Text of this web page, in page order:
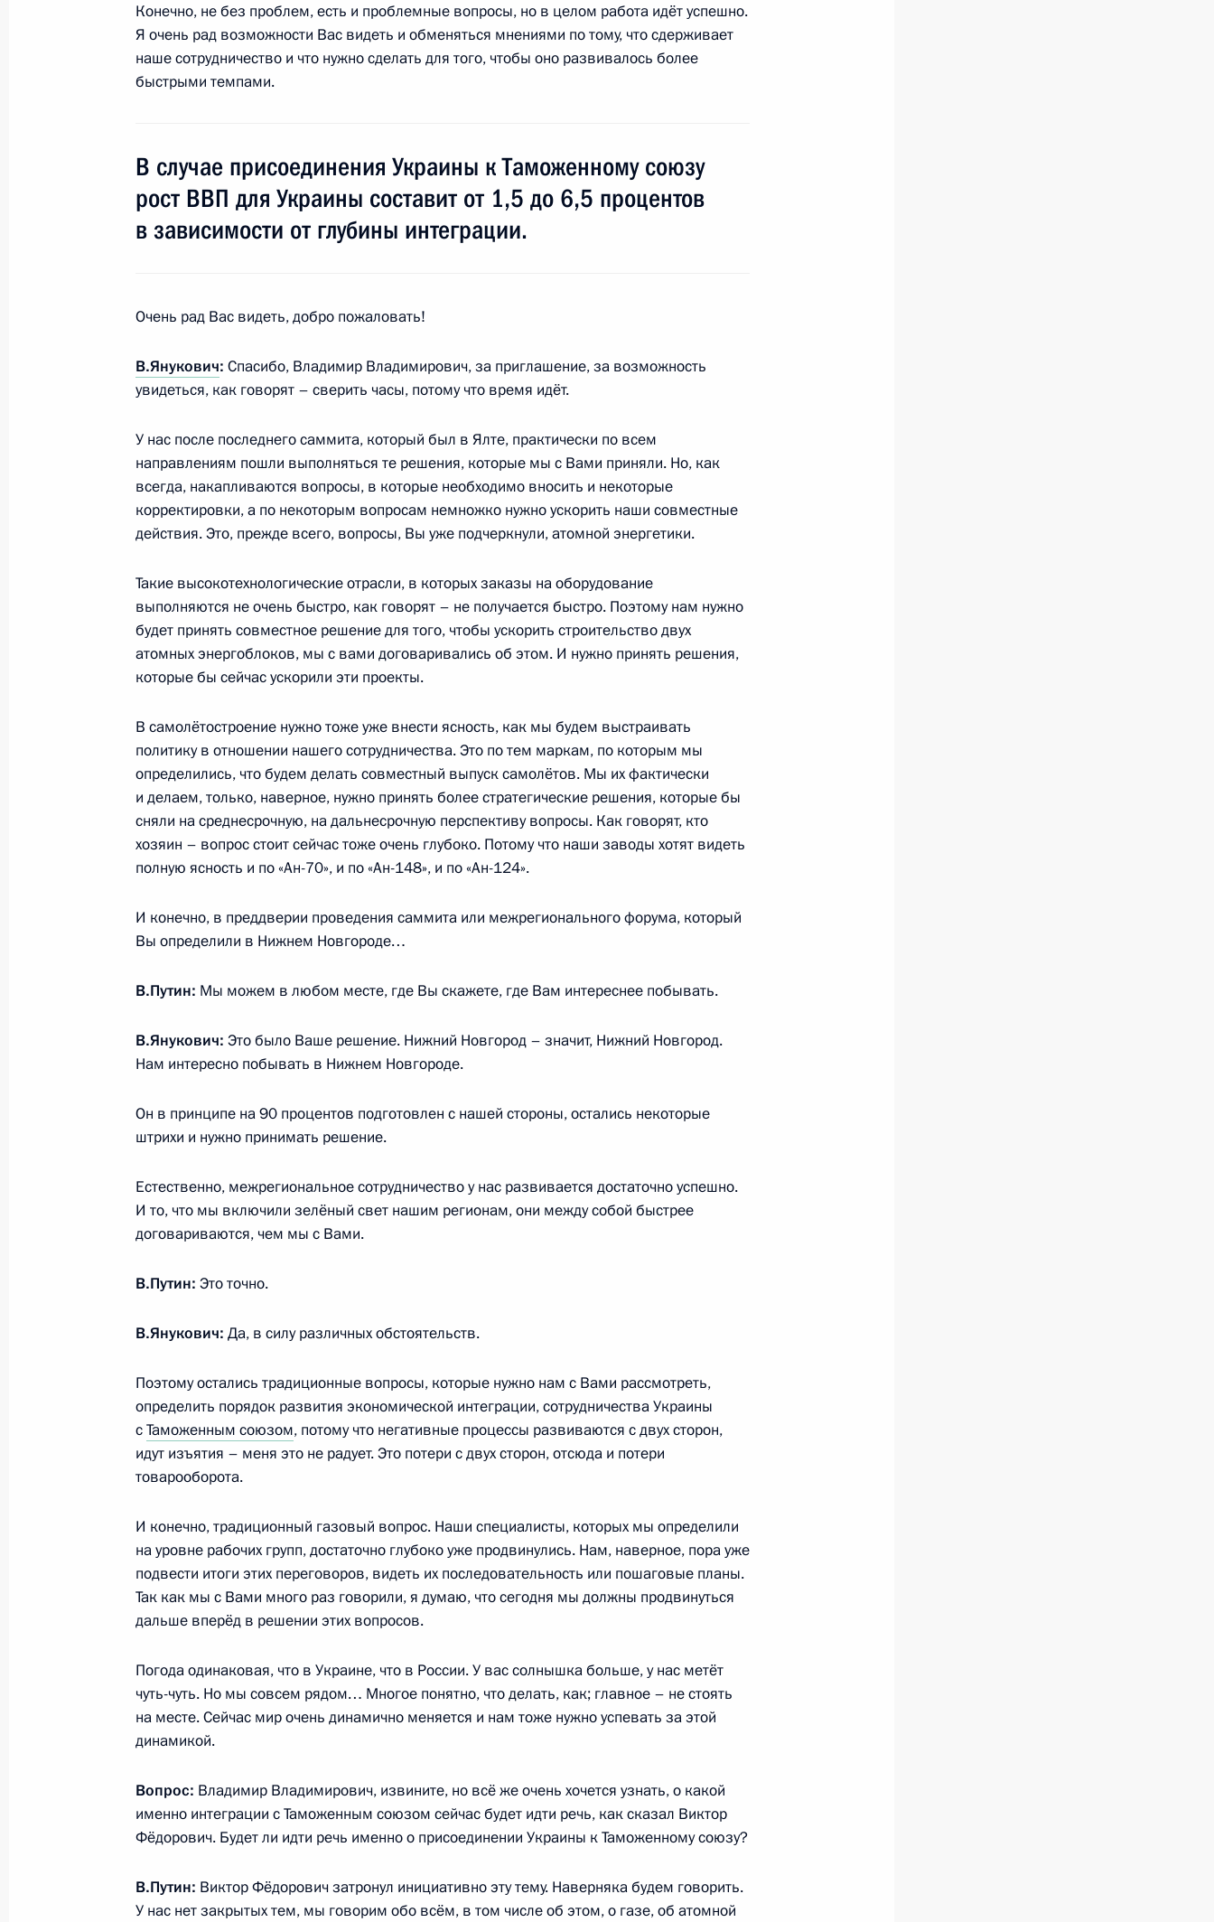
Палестина Махмудом Аббасом
7 марта 2013 года, 11:00
Празднование 100-летия Александра Покрышкина
6 марта 2013 года, 16:30 Новосибирск
2
Саргсяном
6 марта 2013 года, 12:00
Чавеса
6 марта 2013 года, 10:50
Заседание наблюдательного совета Агентства стратегических
инициатив
5 марта 2013 года, 17:15 Московская область, Ново-Огарёво
Расширенное заседание коллегии Генпрокуратуры
4 марта 2013 года, понедельник
4 марта 2013 года, 18:00 Тверская область, Завидово
Владимир Путин встретится с Президентом Абхазии Александром
4 марта 2013 года, 16:15
Телефонный разговор с Президентом Франции Франсуа
4 марта 2013 года, 13:30
Встреча с председателем Федерации независимых профсоюзов
Михаилом Шмаковым
4 марта 2013 года, 13:00
2 марта 2013 года, суббота
В Госдуму внесён законопроект о внесении изменения в статью
13 закона о ФСБ
В Госдуму внесён законопроект об ужесточении ответственности
2 марта 2013 года, 15:00
Телефонный разговор с Президентом США Бараком Обамой
Конечно, не без проблем, есть и проблемные вопросы, но в целом работа идёт успешно.
Я очень рад возможности Вас видеть и обменяться мнениями по тому, что сдерживает
наше сотрудничество и что нужно сделать для того, чтобы оно развивалось более
быстрыми темпами.
В случае присоединения Украины к Таможенному союзу
рост ВВП для Украины составит от 1,5 до 6,5 процентов
в зависимости от глубины интеграции.
Очень рад Вас видеть, добро пожаловать!
В.Янукович: Спасибо, Владимир Владимирович, за приглашение, за возможность
увидеться, как говорят – сверить часы, потому что время идёт.
У нас после последнего саммита, который был в Ялте, практически по всем
направлениям пошли выполняться те решения, которые мы с Вами приняли. Но, как
всегда, накапливаются вопросы, в которые необходимо вносить и некоторые
корректировки, а по некоторым вопросам немножко нужно ускорить наши совместные
действия. Это, прежде всего, вопросы, Вы уже подчеркнули, атомной энергетики.
Такие высокотехнологические отрасли, в которых заказы на оборудование
выполняются не очень быстро, как говорят – не получается быстро. Поэтому нам нужно
будет принять совместное решение для того, чтобы ускорить строительство двух
атомных энергоблоков, мы с вами договаривались об этом. И нужно принять решения,
которые бы сейчас ускорили эти проекты.
В самолётостроение нужно тоже уже внести ясность, как мы будем выстраивать
политику в отношении нашего сотрудничества. Это по тем маркам, по которым мы
определились, что будем делать совместный выпуск самолётов. Мы их фактически
и делаем, только, наверное, нужно принять более стратегические решения, которые бы
сняли на среднесрочную, на дальнесрочную перспективу вопросы. Как говорят, кто
хозяин – вопрос стоит сейчас тоже очень глубоко. Потому что наши заводы хотят видеть
полную ясность и по «Ан-70», и по «Ан-148», и по «Ан-124».
И конечно, в преддверии проведения саммита или межрегионального форума, который
Вы определили в Нижнем Новгороде…
В.Путин: Мы можем в любом месте, где Вы скажете, где Вам интереснее побывать.
В.Янукович: Это было Ваше решение. Нижний Новгород – значит, Нижний Новгород.
Нам интересно побывать в Нижнем Новгороде.
Он в принципе на 90 процентов подготовлен с нашей стороны, остались некоторые
штрихи и нужно принимать решение.
Естественно, межрегиональное сотрудничество у нас развивается достаточно успешно.
И то, что мы включили зелёный свет нашим регионам, они между собой быстрее
договариваются, чем мы с Вами.
В.Путин: Это точно.
В.Янукович: Да, в силу различных обстоятельств.
Поэтому остались традиционные вопросы, которые нужно нам с Вами рассмотреть,
определить порядок развития экономической интеграции, сотрудничества Украины
сТаможенным союзом, потому что негативные процессы развиваются с двух сторон,
идут изъятия – меня это не радует. Это потери с двух сторон, отсюда и потери
товарооборота.
И конечно, традиционный газовый вопрос. Наши специалисты, которых мы определили
на уровне рабочих групп, достаточно глубоко уже продвинулись. Нам, наверное, пора уже
подвести итоги этих переговоров, видеть их последовательность или пошаговые планы.
Так как мы с Вами много раз говорили, я думаю, что сегодня мы должны продвинуться
дальше вперёд в решении этих вопросов.
Погода одинаковая, что в Украине, что в России. У вас солнышка больше, у нас метёт
чуть-чуть. Но мы совсем рядом… Многое понятно, что делать, как; главное – не стоять
на месте. Сейчас мир очень динамично меняется и нам тоже нужно успевать за этой
динамикой.
Вопрос: Владимир Владимирович, извините, но всё же очень хочется узнать, о какой
именно интеграции с Таможенным союзом сейчас будет идти речь, как сказал Виктор
Фёдорович. Будет ли идти речь именно о присоединении Украины к Таможенному союзу?
В.Путин: Виктор Фёдорович затронул инициативно эту тему. Наверняка будем говорить.
У нас нет закрытых тем, мы говорим обо всём, в том числе об этом, о газе, об атомной